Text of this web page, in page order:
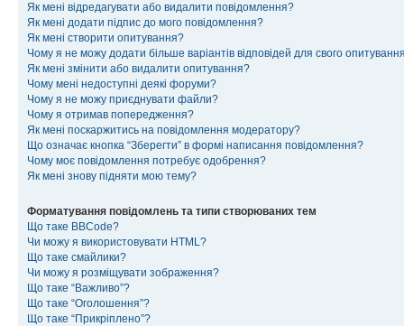
Як мені відредагувати або видалити повідомлення?
Як мені додати підпис до мого повідомлення?
Як мені створити опитування?
Чому я не можу додати більше варіантів відповідей для свого
Як мені змінити або видалити опитування?
Чому мені недоступні деякі форуми?
Чому я не можу приєднувати файли?
Чому я отримав попередження?
Як мені поскаржитись на повідомлення модератору?
Що означає кнопка “Зберегти” в формі написання повідомлення?
Чому моє повідомлення потребує одобрення?
Як мені знову підняти мою тему?
Форматування повідомлень та типи створюваних тем
Що таке BBCode?
Чи можу я використовувати HTML?
Що таке смайлики?
Чи можу я розміщувати зображення?
Що таке “Важливо”?
Що таке “Оголошення”?
Що таке “Прикріплено”?